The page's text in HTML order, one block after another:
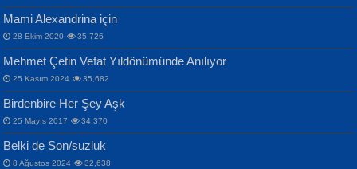
MAHMUT GÜRBÜZ
İbrahim Olmak ve Bitirebilmek...
Songül Özel
Mahzen...
NAZIM HİKMET RAN
Bir Cezaevinde, Tecritteki Adamın
Mektupları...
Mami Alexandrina için
28 Ekim 2020 35,726
Mehmet Çetin Vefat Yıldönümünde Anılıyor
25 Kasım 2024 35,682
Birdenbire Her Şey Aşk
25 Mayıs 2017 34,370
Belki de Son/suzluk
8 Ağustos 2024 32,638